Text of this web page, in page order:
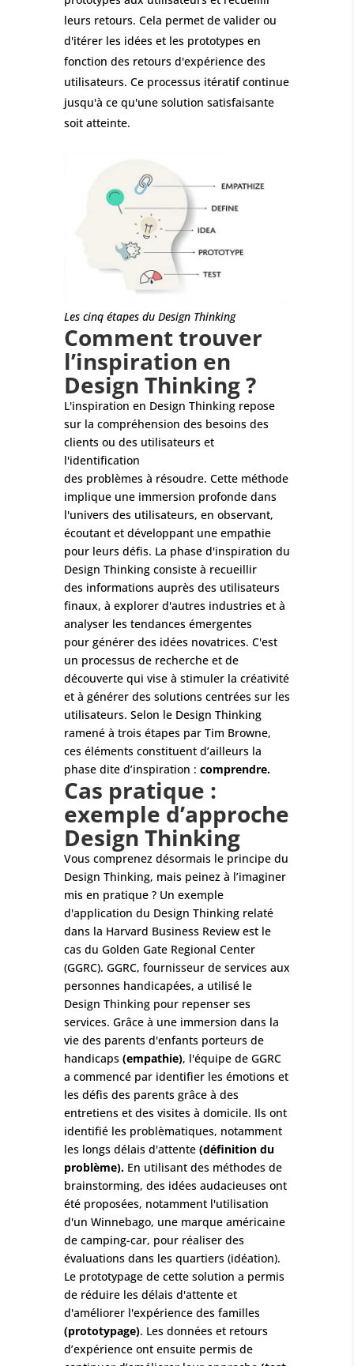
leurs retours. Cela permet de valider ou
d'itérer les idées et les prototypes en
fonction des retours d'expérience des
utilisateurs. Ce processus itératif continue
jusqu'à ce qu'une solution satisfaisante
soit atteinte.
Les cinq étapes du Design Thinking
Comment trouver
l’inspiration en
Design Thinking ?
L'inspiration en Design Thinking repose
sur la compréhension des besoins des
clients ou des utilisateurs et
l'identification
des problèmes à résoudre. Cette méthode
implique une immersion profonde dans
l'univers des utilisateurs, en observant,
écoutant et développant une empathie
pour leurs défis. La phase d'inspiration du
Design Thinking consiste à recueillir
des informations auprès des utilisateurs
finaux, à explorer d'autres industries et à
analyser les tendances émergentes
pour générer des idées novatrices. C'est
un processus de recherche et de
découverte qui vise à stimuler la créativité
et à générer des solutions centrées sur les
utilisateurs. Selon le Design Thinking
ramené à trois étapes par Tim Browne,
ces éléments constituent d’ailleurs la
phase dite d’inspiration : comprendre.
Cas pratique :
exemple d’approche
Design Thinking
Vous comprenez désormais le principe du
Design Thinking, mais peinez à l’imaginer
mis en pratique ? Un exemple
d'application du Design Thinking relaté
dans la Harvard Business Review est le
cas du Golden Gate Regional Center
(GGRC). GGRC, fournisseur de services aux
personnes handicapées, a utilisé le
Design Thinking pour repenser ses
services. Grâce à une immersion dans la
vie des parents d'enfants porteurs de
handicaps(empathie), l'équipe de GGRC
a commencé par identifier les émotions et
les défis des parents grâce à des
entretiens et des visites à domicile. Ils ont
identifié les problèmatiques, notamment
les longs délais d'attente (définition du
problème).En utilisant des méthodes de
brainstorming, des idées audacieuses ont
été proposées, notamment l'utilisation
d'un Winnebago, une marque américaine
de camping-car, pour réaliser des
évaluations dans les quartiers (idéation).
Le prototypage de cette solution a permis
de réduire les délais d'attente et
d'améliorer l'expérience des familles
(prototypage). Les données et retours
d’expérience ont ensuite permis de